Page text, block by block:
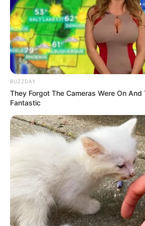
Popularitasnya semakin meningkat ketika
berjudulOld Town Road vs Ramta Jogi
Walaupun dirilis pada tahun 2019, remix
2020.
Hits lainnya yang tak kalah bagus berjudul
hanya mencapai tangga teratas TikTok
TikTok.
BUZZDAY
They Forgot The Cameras Were On And
Fantastic